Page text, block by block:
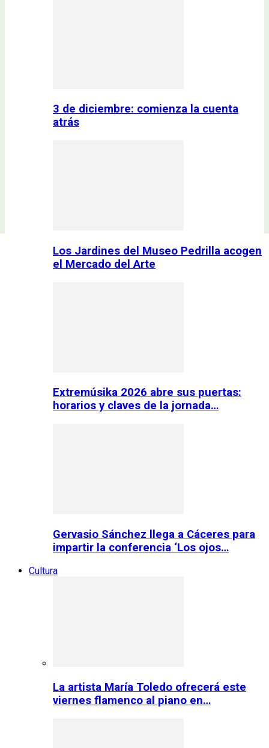
3 de diciembre: comienza la cuenta
atrás
Los Jardines del Museo Pedrilla acogen
el Mercado del Arte
Extremúsika 2026 abre sus puertas:
horarios y claves de la jornada…
Gervasio Sánchez llega a Cáceres para
impartir la conferencia ‘Los ojos…
Cultura
La artista María Toledo ofrecerá este
viernes flamenco al piano en…